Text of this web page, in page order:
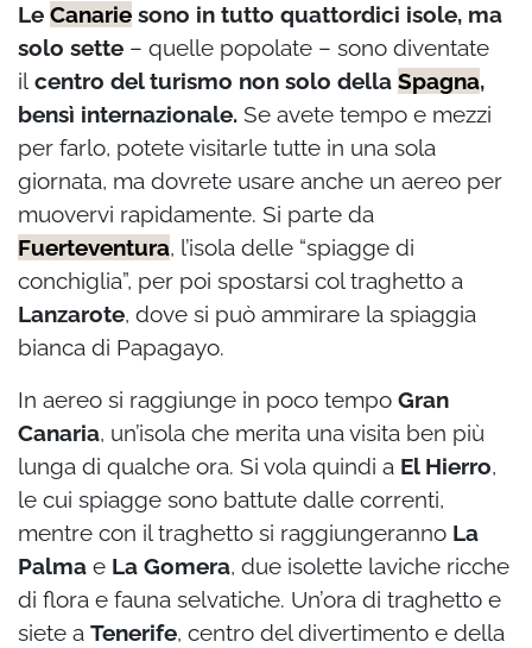
Le Canarie sono in tutto quattordici isole, ma
solo sette – quelle popolate – sono diventate
il centro del turismo non solo della Spagna,
bensì internazionale. Se avete tempo e mezzi
per farlo, potete visitarle tutte in una sola
giornata, ma dovrete usare anche un aereo per
muovervi rapidamente. Si parte da
Fuerteventura, l’isola delle “spiagge di
conchiglia”, per poi spostarsi col traghetto a
Lanzarote, dove si può ammirare la spiaggia
bianca di Papagayo.
In aereo si raggiunge in poco tempo Gran
Canaria, un’isola che merita una visita ben più
lunga di qualche ora. Si vola quindi a El Hierro,
le cui spiagge sono battute dalle correnti,
mentre con il traghetto si raggiungeranno La
Palma e La Gomera, due isolette laviche ricche
di flora e fauna selvatiche. Un’ora di traghetto e
siete a Tenerife, centro del divertimento e della